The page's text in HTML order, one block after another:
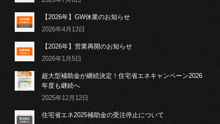
【2026年】GW休業のお知らせ
2026年4月13日
【2026年】営業再開のお知らせ
2026年1月5日
超大型補助金が継続決定！住宅省エネキャンペーン2026
年度も継続へ
2025年12月12日
住宅省エネ2025補助金の受注停止について